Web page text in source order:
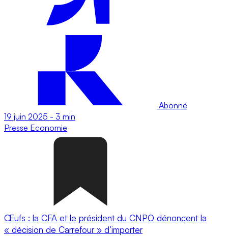
Abonné
19 juin 2025 - 3 min
Presse Economie
Œufs : la CFA et le président du CNPO dénoncent la
« décision de Carrefour » d’importer